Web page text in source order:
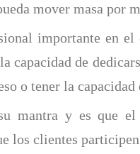
mover masa por
importante en el
capacidad de
o tener la
mantra y es que
los clientes